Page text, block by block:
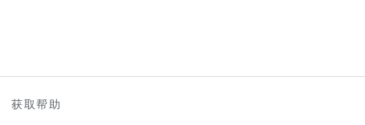
获取帮助